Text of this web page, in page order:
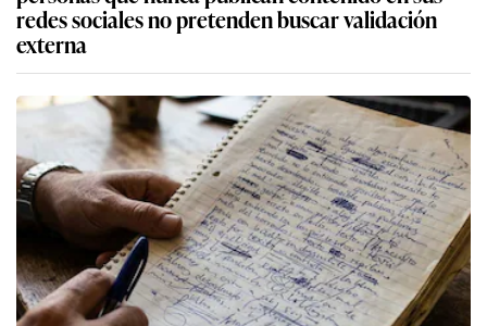
redes sociales no pretenden buscar validación
externa